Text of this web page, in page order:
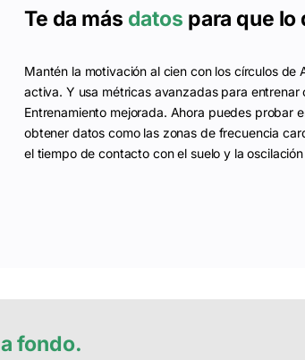
Te da más datos para que lo
Mantén la motivación al cien con los círculos de
activa. Y usa métricas avanzadas para entrenar
Entrenamiento mejorada. Ahora puedes probar
obtener datos como las zonas de frecuencia
el tiempo de contacto con el suelo y la
a fondo.